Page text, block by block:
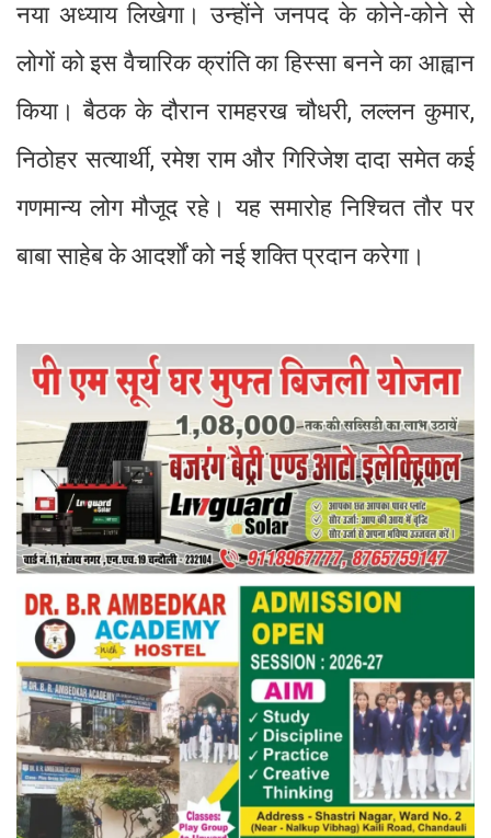
नया अध्याय लिखेगा। उन्होंने जनपद के कोने-कोने से
लोगों को इस वैचारिक क्रांति का हिस्सा बनने का आह्वान
किया। बैठक के दौरान रामहरख चौधरी, लल्लन कुमार,
निठोहर सत्यार्थी, रमेश राम और गिरिजेश दादा समेत कई
गणमान्य लोग मौजूद रहे। यह समारोह निश्चित तौर पर
बाबा साहेब के आदर्शों को नई शक्ति प्रदान करेगा।